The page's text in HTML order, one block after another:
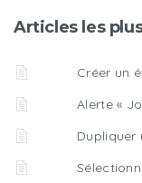
Articles les
Créer un
Alerte «
Dupliquer